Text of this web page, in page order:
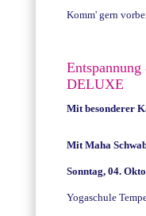
Komm' gern
DELUXE
Mit besonderer
Mit Maha
Sonntag, 04.
Yogaschule